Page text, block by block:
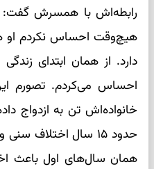
رابطه‌اش با همسرش
هیچ‌وقت احساس نکردم
دارد. از همان ابتدای
احساس می‌کردم. تصورم
خانواده‌اش تن به ازدواج
حدود ۱۵ سال
همان سال‌های اول باعث